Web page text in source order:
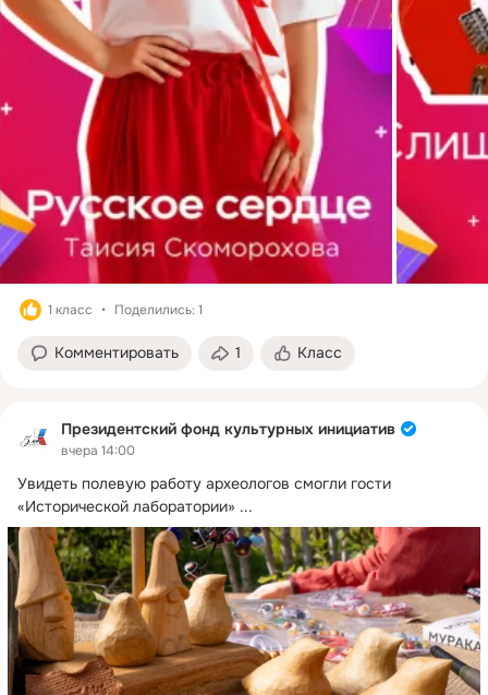
1 класс Поделились: 1
Комментировать 1 Класс
Президентский фонд культурных инициатив
вчера 14:00
Увидеть полевую работу археологов смогли гости
«Исторической лаборатории» ...